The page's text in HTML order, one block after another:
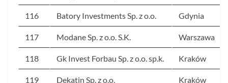
116 Batory Investments Sp. z o.o. Gdynia
117 Modane Sp. z o.o. S.K. Warszawa
118 Gk Invest Forbau Sp. z o.o. sp.k. Kraków
119 Dekatin Sp. z o.o. Kraków